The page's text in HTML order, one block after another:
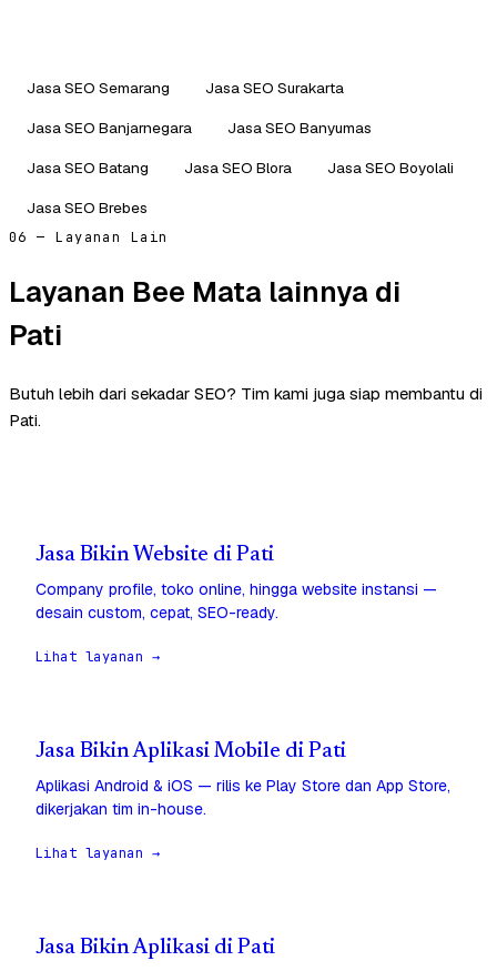
Jasa SEO Semarang
Jasa SEO Surakarta
Jasa SEO Banjarnegara
Jasa SEO Banyumas
Jasa SEO Batang
Jasa SEO Blora
Jasa SEO Boyolali
Jasa SEO Brebes
06 — Layanan Lain
Layanan Bee Mata lainnya di
Pati
Butuh lebih dari sekadar SEO? Tim kami juga siap membantu di
Pati.
Jasa Bikin Website di Pati
Company profile, toko online, hingga website instansi —
desain custom, cepat, SEO-ready.
Lihat layanan →
Jasa Bikin Aplikasi Mobile di Pati
Aplikasi Android & iOS — rilis ke Play Store dan App Store,
dikerjakan tim in-house.
Lihat layanan →
Jasa Bikin Aplikasi di Pati